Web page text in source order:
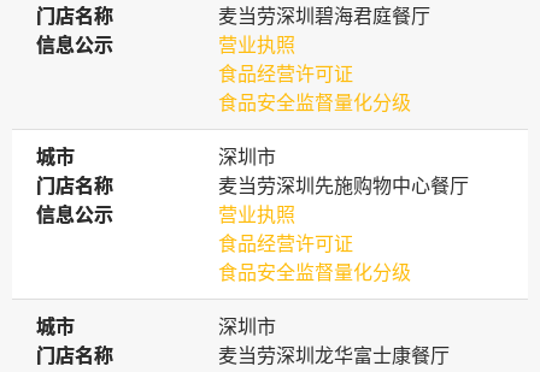
门店名称
门店名称
麦当劳深圳碧海君庭餐厅
信息公示
信息公示
营业执照
食品经营许可证
食品安全监督量化分级
城市
城市
深圳市
门店名称
门店名称
麦当劳深圳先施购物中心餐厅
信息公示
信息公示
营业执照
食品经营许可证
食品安全监督量化分级
城市
城市
深圳市
门店名称
门店名称
麦当劳深圳龙华富士康餐厅